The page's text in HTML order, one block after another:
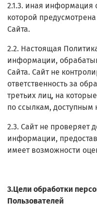
2.1.3. иная информация
которой
Сайта.
2.2. Настоящая
информации,
Сайта. Сайт не
ответственность за
третьих лиц, на
по ссылкам, доступным
2.3. Сайт не проверяет
информации,
имеет возможности
3.Цели обработки
Пользователей